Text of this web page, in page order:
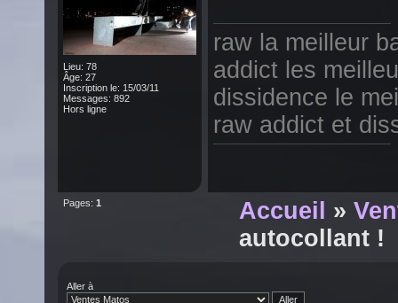
Lieu: 78
Âge: 27
Inscription le: 15/03/11
Messages: 892
Hors ligne
raw la meilleur
addict les
dissidence le
raw addict et
Pages: 1 Accueil »
autocollant !
Aller à